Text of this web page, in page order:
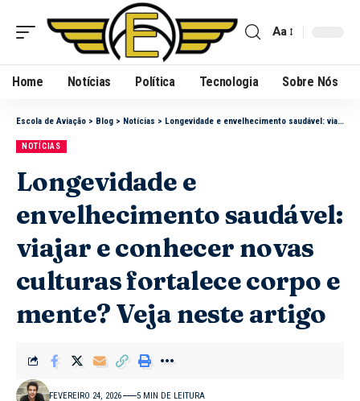
Aa
Home Notícias Política Tecnologia Sobre Nós
Escola de Aviação > Blog > Notícias > Longevidade e envelhecimento saudável: viajar e conhecer novas culturas fortalece corpo e mente? Veja neste artigo
NOTÍCIAS
Longevidade e
envelhecimento saudável:
viajar e conhecer novas
culturas fortalece corpo e
mente? Veja neste artigo
FEVEREIRO 24, 2026 5 MIN DE LEITURA